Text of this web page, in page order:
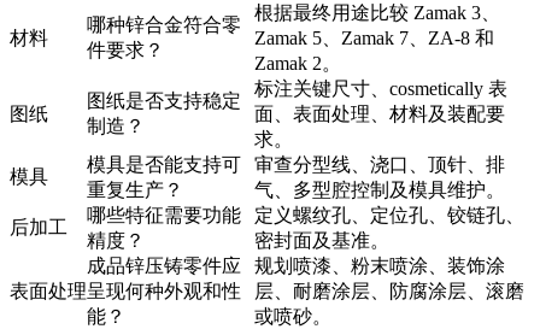
材料
哪种锌合金符合零
件要求？
根据最终用途比较 Zamak 3、
Zamak 5、Zamak 7、ZA-8 和
Zamak 2。
图纸
图纸是否支持稳定
制造？
标注关键尺寸、cosmetically 表
面、表面处理、材料及装配要
求。
模具
模具是否能支持可
重复生产？
审查分型线、浇口、顶针、排
气、多型腔控制及模具维护。
后加工
哪些特征需要功能
精度？
定义螺纹孔、定位孔、铰链孔、
密封面及基准。
表面处理
成品锌压铸零件应
呈现何种外观和性
能？
规划喷漆、粉末喷涂、装饰涂
层、耐磨涂层、防腐涂层、滚磨
或喷砂。